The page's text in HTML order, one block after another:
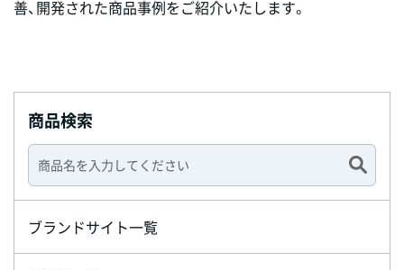
善、開発された商品事例をご紹介いたします。
商品検索
ブランドサイト一覧